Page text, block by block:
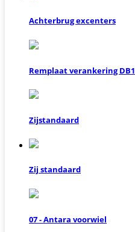
Achterbrug excenters
Remplaat verankering DB1
Zijstandaard
Zij standaard
07 - Antara voorwiel